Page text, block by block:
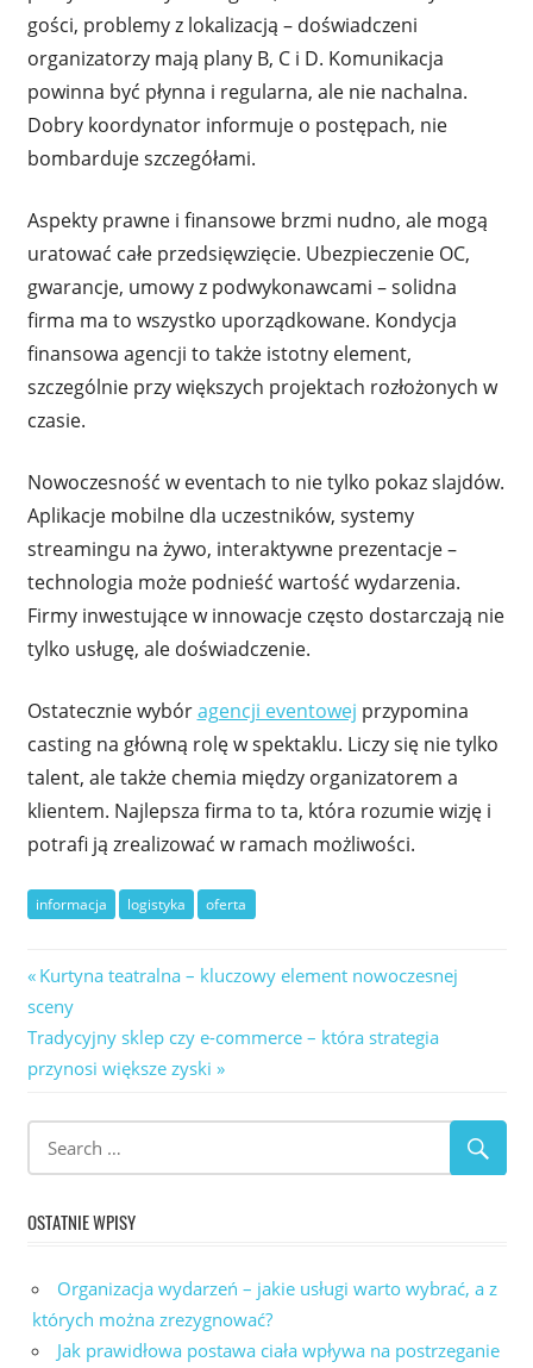
gości, problemy z lokalizacją – doświadczeni
organizatorzy mają plany B, C i D. Komunikacja
powinna być płynna i regularna, ale nie nachalna.
Dobry koordynator informuje o postępach, nie
bombarduje szczegółami.
Aspekty prawne i finansowe brzmi nudno, ale mogą
uratować całe przedsięwzięcie. Ubezpieczenie OC,
gwarancje, umowy z podwykonawcami – solidna
firma ma to wszystko uporządkowane. Kondycja
finansowa agencji to także istotny element,
szczególnie przy większych projektach rozłożonych w
czasie.
Nowoczesność w eventach to nie tylko pokaz slajdów.
Aplikacje mobilne dla uczestników, systemy
streamingu na żywo, interaktywne prezentacje –
technologia może podnieść wartość wydarzenia.
Firmy inwestujące w innowacje często dostarczają nie
tylko usługę, ale doświadczenie.
Ostatecznie wybóragencji eventowej przypomina
casting na główną rolę w spektaklu. Liczy się nie tylko
talent, ale także chemia między organizatorem a
klientem. Najlepsza firma to ta, która rozumie wizję i
potrafi ją zrealizować w ramach możliwości.
informacja logistyka oferta
Nawigacja
wpisu
Previous
Post:
Kurtyna teatralna – kluczowy element nowoczesnej
sceny
Next
Post:
Tradycyjny sklep czy e-commerce – która strategia
przynosi większe zyski
OSTATNIE WPISY
Organizacja wydarzeń – jakie usługi warto wybrać, a z
których można zrezygnować?
Jak prawidłowa postawa ciała wpływa na postrzeganie